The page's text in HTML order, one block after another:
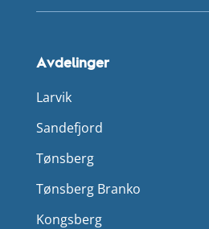
Avdelinger
Larvik
Sandefjord
Tønsberg
Tønsberg Branko
Kongsberg